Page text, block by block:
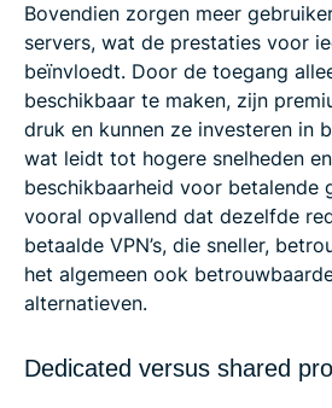
Bovendien zorgen meer
servers, wat de prestaties voor
beïnvloedt. Door de toegang
beschikbaar te maken, zijn
druk en kunnen ze investeren in
wat leidt tot hogere snelheden
beschikbaarheid voor betalende
vooral opvallend dat dezelfde
betaalde VPN’s, die sneller,
het algemeen ook
alternatieven.
Dedicated versus shared